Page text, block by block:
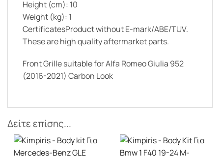
Height (cm): 10
Weight (kg): 1
CertificatesProduct without E-mark/ABE/TUV.
These are high quality aftermarket parts.
Front Grille suitable for Alfa Romeo Giulia 952
(2016-2021) Carbon Look
Δείτε επίσης...